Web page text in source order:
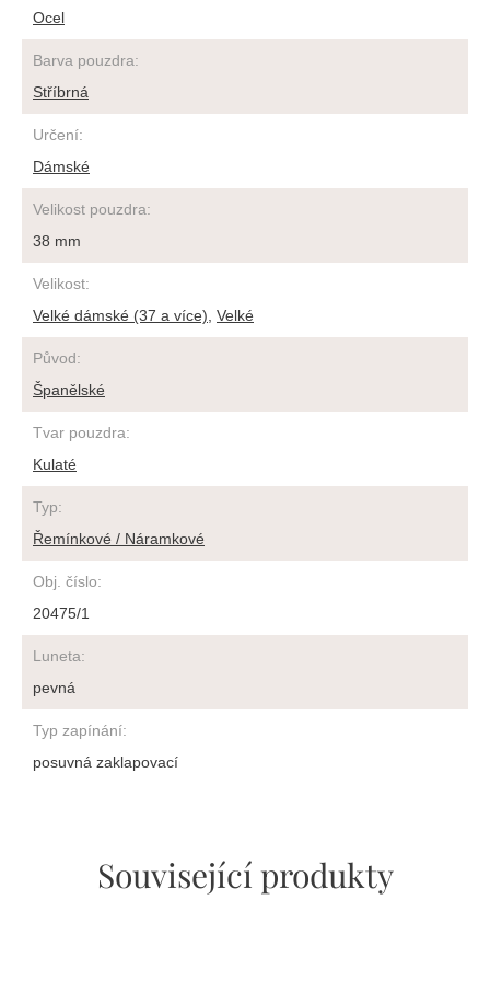
Související produkty
Ocel
Barva pouzdra:
Stříbrná
Určení:
Dámské
Velikost pouzdra:
38 mm
Velikost:
Velké dámské (37 a více) Velké
Původ:
Španělské
Tvar pouzdra:
Kulaté
Typ:
Řemínkové / Náramkové
Obj. číslo:
20475/1
Luneta:
pevná
Typ zapínání:
posuvná zaklapovací